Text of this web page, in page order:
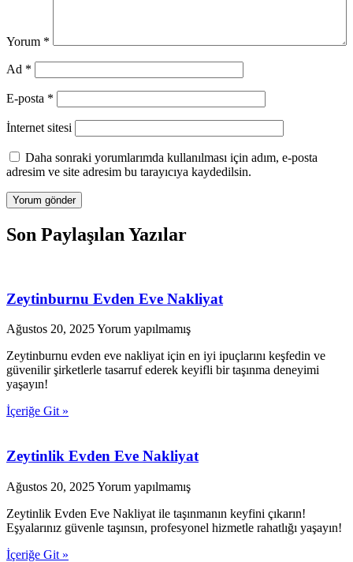
Yorum *
Ad *
E-posta *
İnternet sitesi
Daha sonraki yorumlarımda kullanılması için adım, e-posta
adresim ve site adresim bu tarayıcıya kaydedilsin.
Son Paylaşılan Yazılar
Zeytinburnu Evden Eve Nakliyat
Ağustos 20, 2025Yorum yapılmamış
Zeytinburnu evden eve nakliyat için en iyi ipuçlarını keşfedin ve
güvenilir şirketlerle tasarruf ederek keyifli bir taşınma deneyimi
yaşayın!
İçeriğe Git »
Zeytinlik Evden Eve Nakliyat
Ağustos 20, 2025Yorum yapılmamış
Zeytinlik Evden Eve Nakliyat ile taşınmanın keyfini çıkarın!
Eşyalarınız güvenle taşınsın, profesyonel hizmetle rahatlığı yaşayın!
İçeriğe Git »